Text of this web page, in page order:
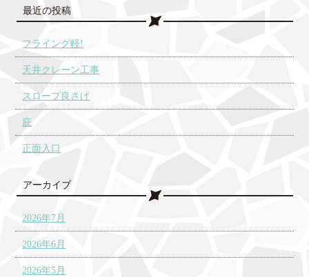
最近の投稿
フライング軽!
天井クレーン工事
スロープ良さげ
庇
正面入口
アーカイブ
2026年7月
2026年6月
2026年5月